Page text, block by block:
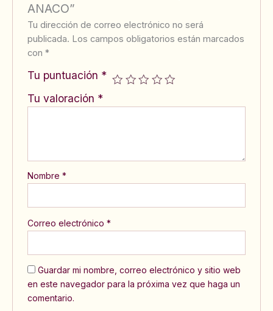
ANACO”
Tu dirección de correo electrónico no será
publicada. Los campos obligatorios están marcados
con*
Tu puntuación *
Tu valoración *
Nombre*
Correo electrónico*
Guardar mi nombre, correo electrónico y sitio web
en este navegador para la próxima vez que haga un
comentario.